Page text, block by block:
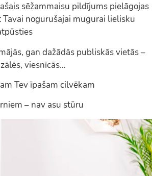
sēžammaisu pildījums pielāgojas
nogurušajai mugurai lielisku
gan dažādās publiskās vietās –
viesnīcās…
Tev īpašam cilvēkam
– nav asu stūru